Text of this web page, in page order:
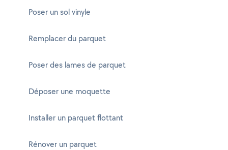
Poser un sol vinyle
Remplacer du parquet
Poser des lames de parquet
Déposer une moquette
Installer un parquet flottant
Rénover un parquet